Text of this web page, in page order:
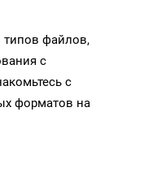
типов файлов,
с
с
форматов на